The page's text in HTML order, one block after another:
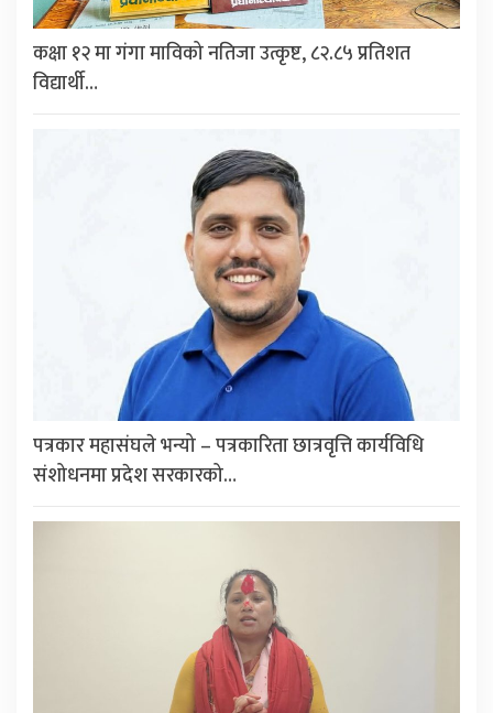
कक्षा १२ मा गंगा माविको नतिजा उत्कृष्ट, ८२.८५ प्रतिशत
विद्यार्थी…
पत्रकार महासंघले भन्यो – पत्रकारिता छात्रवृत्ति कार्यविधि
संशोधनमा प्रदेश सरकारको…